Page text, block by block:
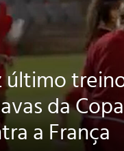
último
da Copa
a França